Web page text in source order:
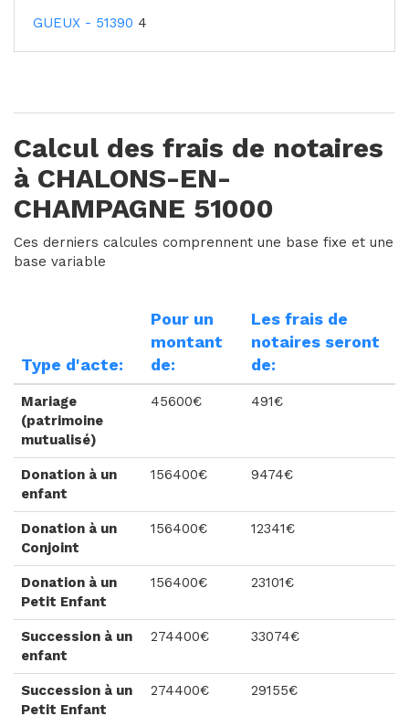
GUEUX - 51390 4
Calcul des frais de notaires
à CHALONS-EN-
CHAMPAGNE 51000
Ces derniers calcules comprennent une base fixe et une
base variable
Type d'acte:
Pour un
montant
de:
Les frais de
notaires seront
de:
Mariage
(patrimoine
mutualisé)
45600€ 491€
Donation à un
enfant
156400€ 9474€
Donation à un
Conjoint
156400€ 12341€
Donation à un
Petit Enfant
156400€ 23101€
Succession à un
enfant
274400€ 33074€
Succession à un
Petit Enfant
274400€ 29155€